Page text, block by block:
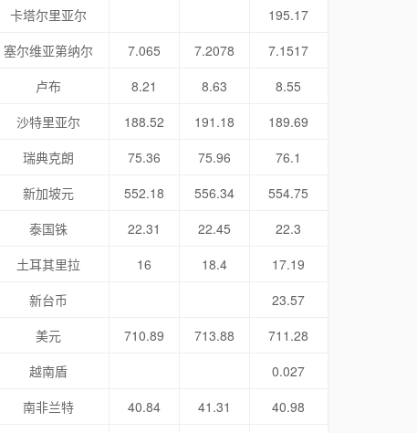
卡塔尔里亚尔
195.17
塞尔维亚第纳尔
7.065 7.2078
7.1517
卢布
8.21 8.63
8.55
沙特里亚尔
188.52 191.18
189.69
瑞典克朗
75.36 75.96
76.1
新加坡元
552.18 556.34
554.75
泰国铢
22.31 22.45
22.3
土耳其里拉
16 18.4
17.19
新台币
23.57
美元
710.89 713.88
711.28
越南盾
0.027
南非兰特
40.84 41.31 40.98